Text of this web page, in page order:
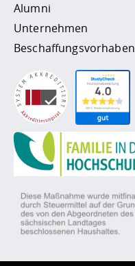
Alumni
Unternehmen
Beschaffungsvorhaben